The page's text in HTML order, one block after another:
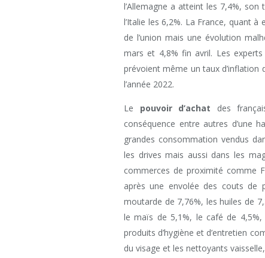
l’Allemagne a atteint les 7,4%, son
l’Italie les 6,2%. La France, quant à
de l’union mais une évolution
mars et 4,8% fin avril. Les
prévoient même un taux d’inflation
l’année 2022.
Le pouvoir d’achat des
conséquence entre autres d’une
grandes consommation vendus
les drives mais aussi dans les
commerces de proximité comme
après une envolée des couts de
moutarde de 7,76%, les huiles de
le maïs de 5,1%, le café de
produits d’hygiène et d’entretien
du visage et les nettoyants